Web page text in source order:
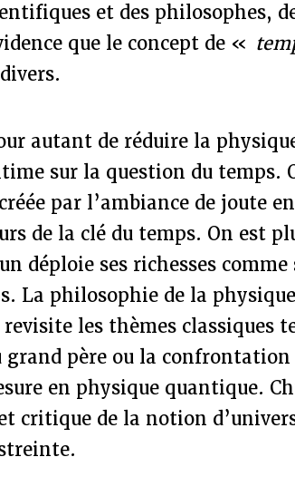
et des philosophes,
que le concept de «
autant de réduire la
sur la question du temps.
par l’ambiance de joute
de la clé du temps. On est
déploie ses richesses
La philosophie de la
les thèmes classiques
grand père ou la
en physique quantique.
critique de la notion